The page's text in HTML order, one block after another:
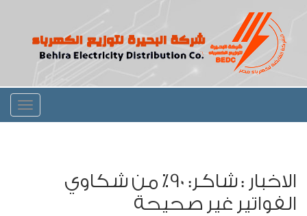
Toggle
الاخبار : شاكر: 90٪ من شكاوي
الفواتير غير صحيحة